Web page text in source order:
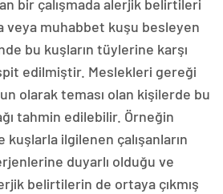
bir çalışmada alerjik belirtileri
veya muhabbet kuşu besleyen
bu kuşların tüylerine karşı
edilmiştir. Meslekleri gereği
olarak teması olan kişilerde bu
tahmin edilebilir. Örneğin
ilgilenen çalışanların
duyarlı olduğu ve
belirtilerin de ortaya çıkmış